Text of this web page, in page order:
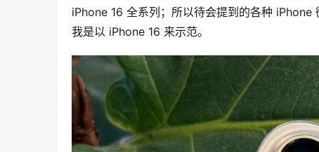
iPhone 16 全系列；所以待会提到的各种
我是以 iPhone 16 来示范。